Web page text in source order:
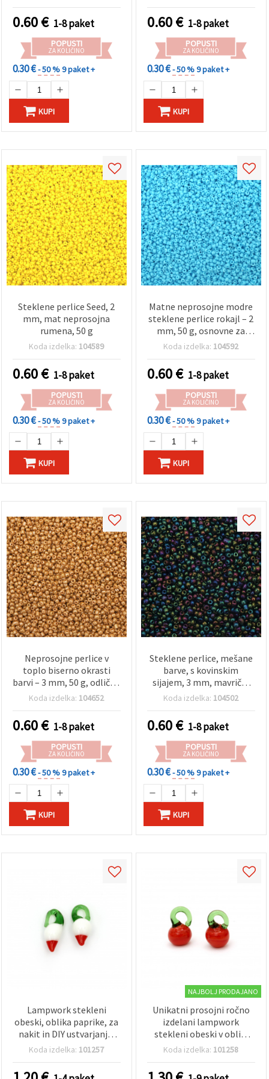
0.60€ 1-8 paket
POPUSTI
ZA KOLIČINO
0.30 €- 50 %9 paket +
KUPI
0.60€ 1-8 paket
POPUSTI
ZA KOLIČINO
0.30 €- 50 %9 paket +
KUPI
Steklene perlice Seed, 2
mm, mat neprosojna
rumena, 50 g
Koda izdelka: 104589
0.60€ 1-8 paket
POPUSTI
ZA KOLIČINO
0.30 €- 50 %9 paket +
KUPI
Matne neprosojne modre
steklene perlice rokajl – 2
mm, 50 g, osnovne za
perlanje, vezenje in DIY
Koda izdelka: 104592
0.60€ 1-8 paket
POPUSTI
ZA KOLIČINO
0.30 €- 50 %9 paket +
KUPI
Neprosojne perlice v
toplo biserno okrasti
barvi – 3 mm, 50 g, odlične
za ročno izdelan nakit,
unikatne DIY projekte
Koda izdelka: 104652
0.60€ 1-8 paket
POPUSTI
ZA KOLIČINO
0.30 €- 50 %9 paket +
KUPI
Steklene perlice, mešane
barve, s kovinskim
sijajem, 3 mm, mavrični
učinek – 50 g, za izdelavo
Koda izdelka: 104502
0.60€ 1-8 paket
POPUSTI
ZA KOLIČINO
0.30 €- 50 %9 paket +
KUPI
Lampwork stekleni
obeski, oblika paprike, za
nakit in DIY ustvarjanje,
10x23 mm, luknja 4x3
Koda izdelka: 101257
NAJBOLJ PRODAJANO
Unikatni prosojni ročno
izdelani lampwork
stekleni obeski v obliki
paprike 10~12 x 19~22
idealni za nakit in DIY
Koda izdelka: 101258